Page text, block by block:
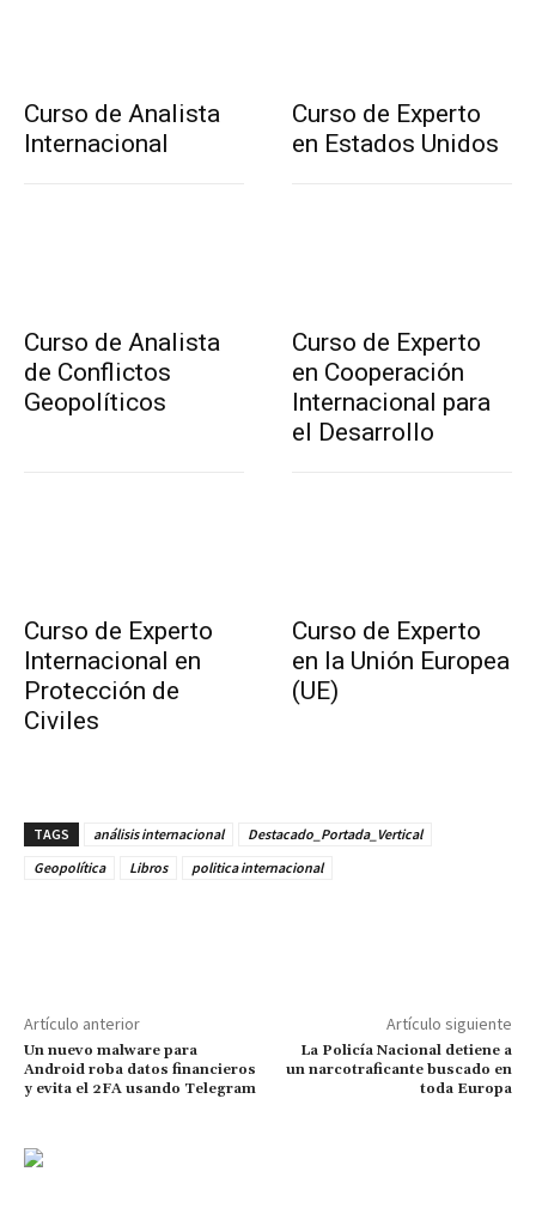
Curso de Analista
Internacional
Curso de Experto
en Estados Unidos
Curso de Analista
de Conflictos
Geopolíticos
Curso de Experto
en Cooperación
Internacional para
el Desarrollo
Curso de Experto
Internacional en
Protección de
Civiles
Curso de Experto
en la Unión Europea
(UE)
TAGS análisis internacional
Destacado_Portada_Vertical
Geopolítica
Libros politica internacional
Artículo anterior
Un nuevo malware para
Android roba datos financieros
y evita el 2FA usando Telegram
Artículo siguiente
La Policía Nacional detiene a
un narcotraficante buscado en
toda Europa